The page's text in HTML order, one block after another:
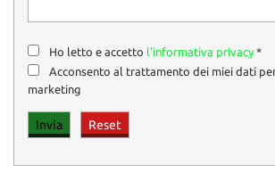
Ho letto e accetto l'informativa privacy*
Acconsento al trattamento dei miei dati
marketing